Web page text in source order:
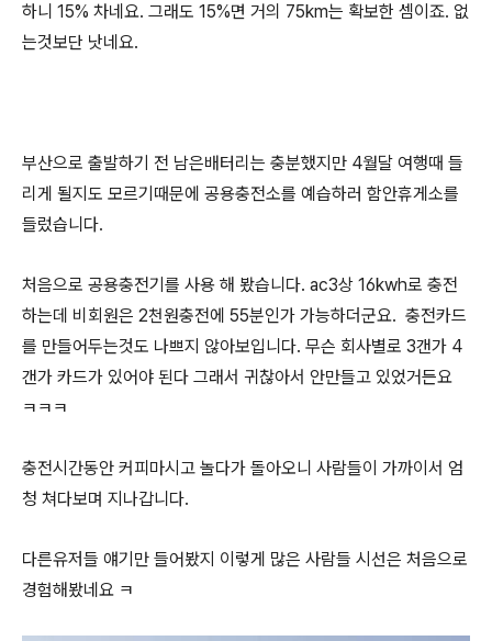
하니 15% 차네요. 그래도 15%면 거의 75km는 확보한 셈이죠. 없
는것보단 낫네요.
부산으로 출발하기 전 남은배터리는 충분했지만 4월달 여행때 들
리게 될지도 모르기때문에 공용충전소를 예습하러 함안휴게소를
들렀습니다.
처음으로 공용충전기를 사용 해 봤습니다. ac3상 16kwh로 충전
하는데 비회원은 2천원충전에 55분인가 가능하더군요. 충전카드
를 만들어두는것도 나쁘지 않아보입니다. 무슨 회사별로 3갠가 4
갠가 카드가 있어야 된다 그래서 귀찮아서 안만들고 있었거든요
ㅋㅋㅋ
충전시간동안 커피마시고 놀다가 돌아오니 사람들이 가까이서 엄
청 쳐다보며 지나갑니다.
다른유저들 얘기만 들어봤지 이렇게 많은 사람들 시선은 처음으로
경험해봤네요 ㅋ